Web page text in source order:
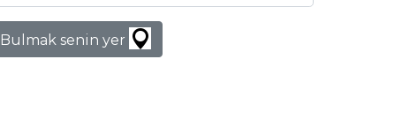
Bulmak senin yer